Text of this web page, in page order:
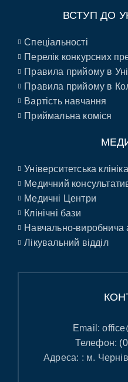
ВСТУП ДО
Спеціальності
Перелік конкурсних
Правила прийому в
Правила прийому в
Вартість навчання
Приймальна коміся
Університетська клініка
Медичний
Медичні Центри
Клінічні бази
Навчально-виробнича
Лікувальний відділ
Email:
Телефон:
Адреса: : м.